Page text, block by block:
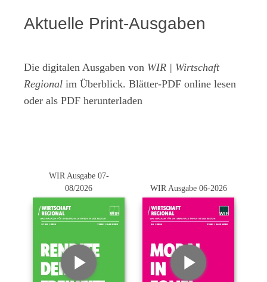
Aktuelle Print-Ausgaben
Die digitalen Ausgaben von WIR | Wirtschaft
Regional im Überblick. Blätter-PDF online lesen
oder als PDF herunterladen
WIR Ausgabe 07-
08/2026
WIR Ausgabe 06-2026